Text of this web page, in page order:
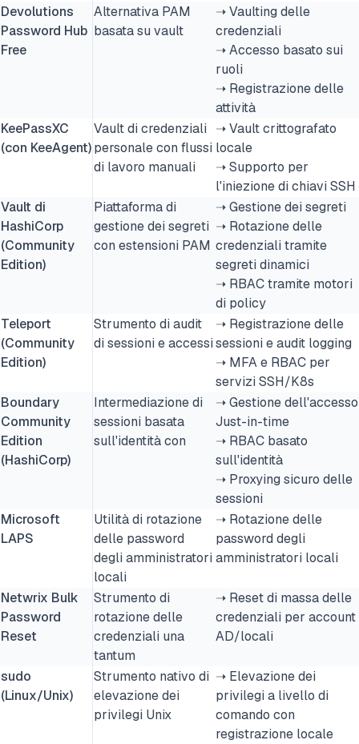
Devolutions
Password Hub
Free
Alternativa PAM
basata su vault
➝ Vaulting delle
credenziali
➝ Accesso basato sui
ruoli
➝ Registrazione delle
attività
KeePassXC
(con KeeAgent)
Vault di credenziali
personale con flussi
di lavoro manuali
➝ Vault crittografato
locale
➝ Supporto per
l'iniezione di chiavi SSH
Vault di
HashiCorp
(Community
Edition)
Piattaforma di
gestione dei segreti
con estensioni PAM
➝ Gestione dei segreti
➝ Rotazione delle
credenziali tramite
segreti dinamici
➝ RBAC tramite motori
di policy
Teleport
(Community
Edition)
Strumento di audit
di sessioni e accessi
➝ Registrazione delle
sessioni e audit logging
➝ MFA e RBAC per
servizi SSH/K8s
Boundary
Community
Edition
(HashiCorp)
Intermediazione di
sessioni basata
sull'identità con
➝ Gestione dell'accesso
Just-in-time
➝ RBAC basato
sull'identità
➝ Proxying sicuro delle
sessioni
Microsoft
LAPS
Utilità di rotazione
delle password
degli amministratori
locali
➝ Rotazione delle
password degli
amministratori locali
Netwrix Bulk
Password
Reset
Strumento di
rotazione delle
credenziali una
tantum
➝ Reset di massa delle
credenziali per account
AD/locali
sudo
(Linux/Unix)
Strumento nativo di
elevazione dei
privilegi Unix
➝ Elevazione dei
privilegi a livello di
comando con
registrazione locale